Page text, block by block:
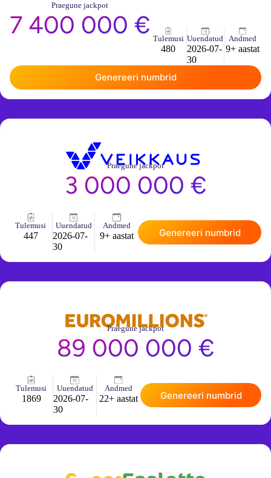
Praegune jackpot
7 400 000 € Tulemusi
480
Uuendatud
2026-07-
30
Andmed
9+ aastat
Genereeri numbrid
Praegune jackpot
3 000 000 €
Tulemusi
447
Uuendatud
2026-07-
30
Andmed
9+ aastat Genereeri numbrid
Praegune jackpot
89 000 000 €
Tulemusi
1869
Uuendatud
2026-07-
30
Andmed
22+ aastat Genereeri numbrid